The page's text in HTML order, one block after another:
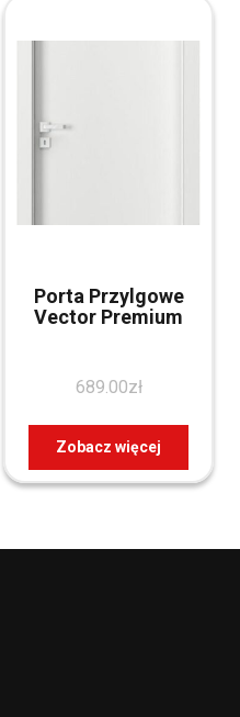
Porta Przylgowe
Vector Premium
689.00zł
Zobacz więcej